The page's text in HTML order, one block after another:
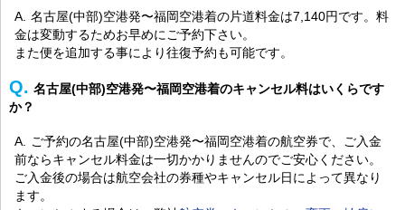
名古屋(中部)空港発〜福岡空港着の片道料金は7,140円です。料
金は変動するためお早めにご予約下さい。
また便を追加する事により往復予約も可能です。
名古屋(中部)空港発〜福岡空港着のキャンセル料はいくらです
か？
ご予約の名古屋(中部)空港発〜福岡空港着の航空券で、ご入金
前ならキャンセル料金は一切かかりませんのでご安心ください。
ご入金後の場合は航空会社の券種やキャンセル日によって異なり
ます。